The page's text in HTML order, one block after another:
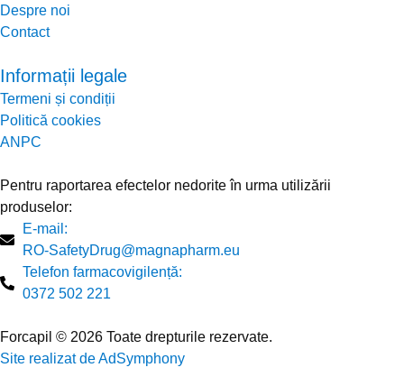
Despre noi
Contact
Informații legale
Termeni și condiții
Politică cookies
ANPC
Pentru raportarea efectelor nedorite în urma utilizării
produselor:
E-mail:
RO-SafetyDrug@magnapharm.eu
Telefon farmacovigilență:
0372 502 221
Forcapil © 2026 Toate drepturile rezervate.
Site realizat de AdSymphony